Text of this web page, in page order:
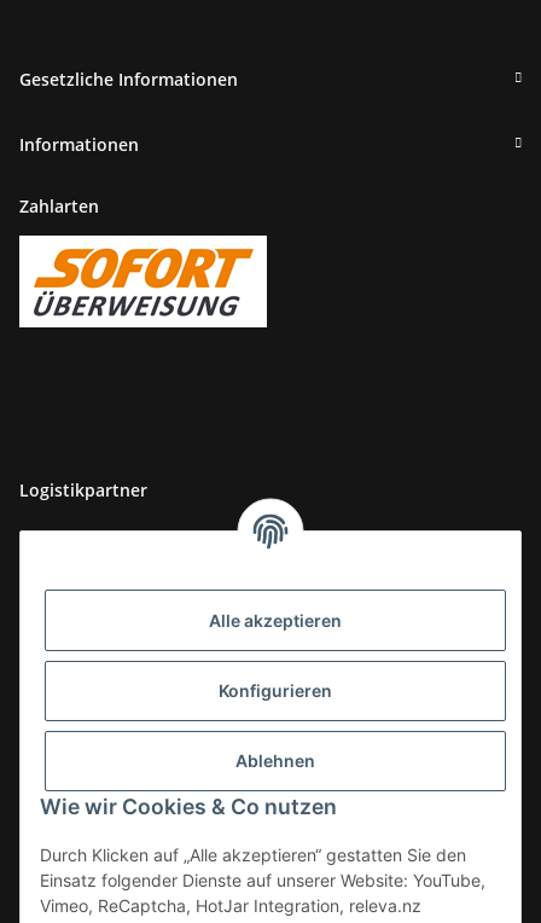
Alle akzeptieren
Konfigurieren
Ablehnen
Wie wir Cookies & Co nutzen
Durch Klicken auf „Alle akzeptieren“ gestatten Sie den
Einsatz folgender Dienste auf unserer Website: YouTube,
Vimeo, ReCaptcha, HotJar Integration, releva.nz
Gesetzliche Informationen
Informationen
Zahlarten
Logistikpartner